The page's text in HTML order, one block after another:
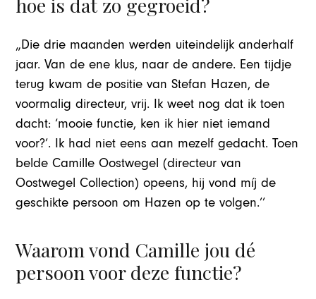
hoe is dat zo gegroeid?
„Die drie maanden werden uiteindelijk anderhalf
jaar. Van de ene klus, naar de andere. Een tijdje
terug kwam de positie van Stefan Hazen, de
voormalig directeur, vrij. Ik weet nog dat ik toen
dacht: ‘mooie functie, ken ik hier niet iemand
voor?’. Ik had niet eens aan mezelf gedacht. Toen
belde Camille Oostwegel (directeur van
Oostwegel Collection) opeens, hij vond míj de
geschikte persoon om Hazen op te volgen.’’
Waarom vond Camille jou dé
persoon voor deze functie?